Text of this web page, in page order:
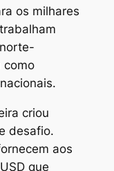
os milhares
como
criou
desafio.
aos
que